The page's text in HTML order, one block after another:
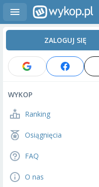
ZALOGUJ SIĘ
WYKOP
Ranking
Osiągnięcia
FAQ
O nas